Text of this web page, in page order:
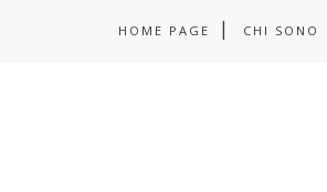
HOME PAGE CHI SONO